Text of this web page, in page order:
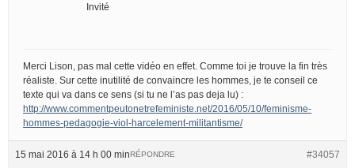
Invité
Merci Lison, pas mal cette vidéo en effet. Comme toi je trouve la fin très
réaliste. Sur cette inutilité de convaincre les hommes, je te conseil ce
texte qui va dans ce sens (si tu ne l’as pas deja lu) :
http://www.commentpeutonetrefeministe.net/2016/05/10/feminisme-
hommes-pedagogie-viol-harcelement-militantisme/
15 mai 2016 à 14 h 00 min #34057
RÉPONDRE